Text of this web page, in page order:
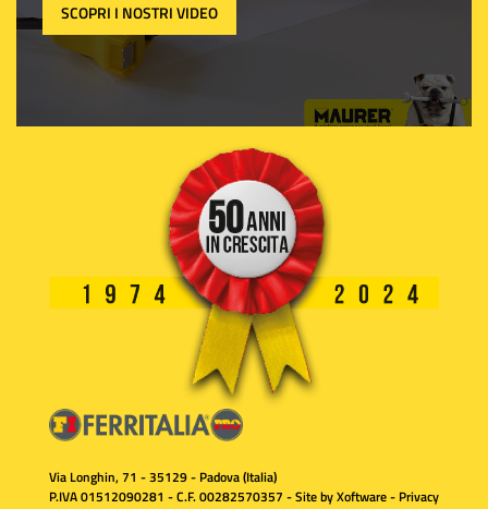
SCOPRI I NOSTRI VIDEO
Via Longhin, 71 - 35129 - Padova (Italia)
P.IVA 01512090281 - C.F. 00282570357 - Site byXoftware- Privacy